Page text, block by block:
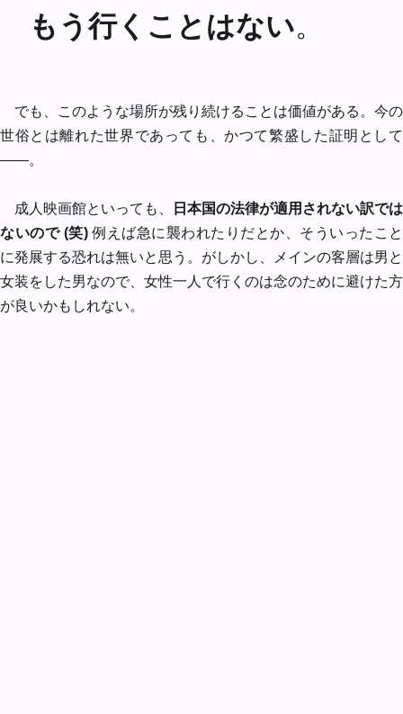
もう行くことはない。
でも、このような場所が残り続けることは価値がある。今の
世俗とは離れた世界であっても、かつて繁盛した証明として
――。
成人映画館といっても、
日本国の法律が適用されない訳では
ないので (笑)例えば急に襲われたりだとか、そういったこと
に発展する恐れは無いと思う。がしかし、メインの客層は男と
女装をした男なので、女性一人で行くのは念のために避けた方
が良いかもしれない。